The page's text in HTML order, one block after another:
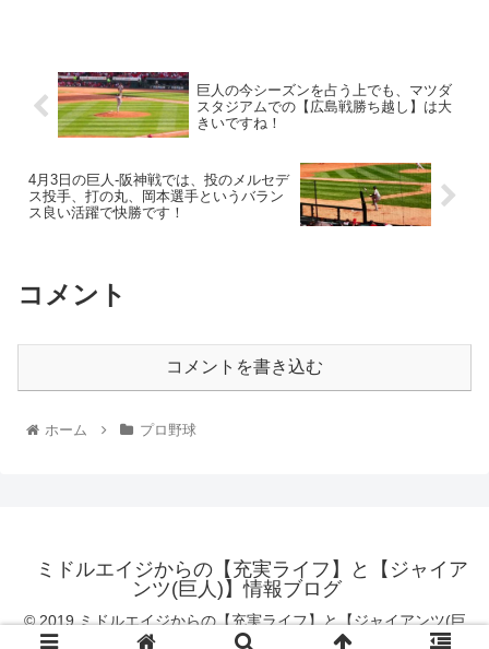
巨人の今シーズンを占う上でも、マツダ
スタジアムでの【広島戦勝ち越し】は大
きいですね！
4月3日の巨人-阪神戦では、投のメルセデ
ス投手、打の丸、岡本選手というバラン
ス良い活躍で快勝です！
コメント
コメントを書き込む
ホーム プロ野球
ミドルエイジからの【充実ライフ】と【ジャイア
ンツ(巨人)】情報ブログ
© 2019 ミドルエイジからの【充実ライフ】と【ジャイアンツ(巨